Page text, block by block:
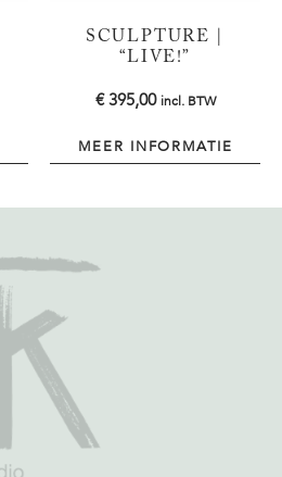
SCULPTURE |
“LIVE!”
€395,00 incl. BTW
MEER INFORMATIE